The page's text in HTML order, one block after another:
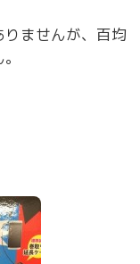
ませんが、百均